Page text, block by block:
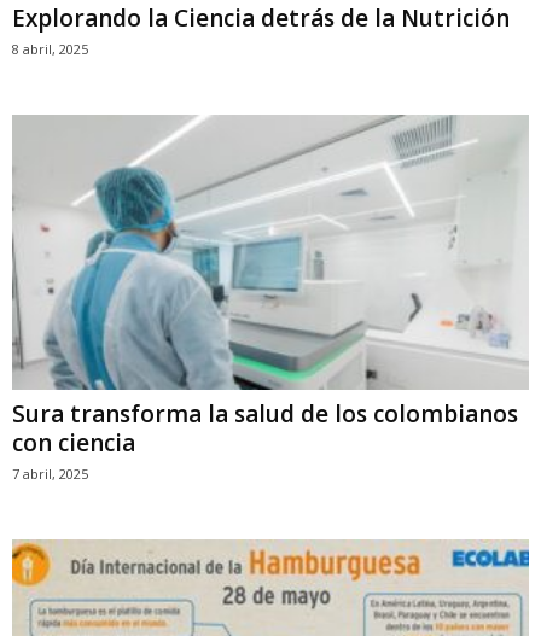
Explorando la Ciencia detrás de la Nutrición
8 abril, 2025
Sura transforma la salud de los colombianos
con ciencia
7 abril, 2025